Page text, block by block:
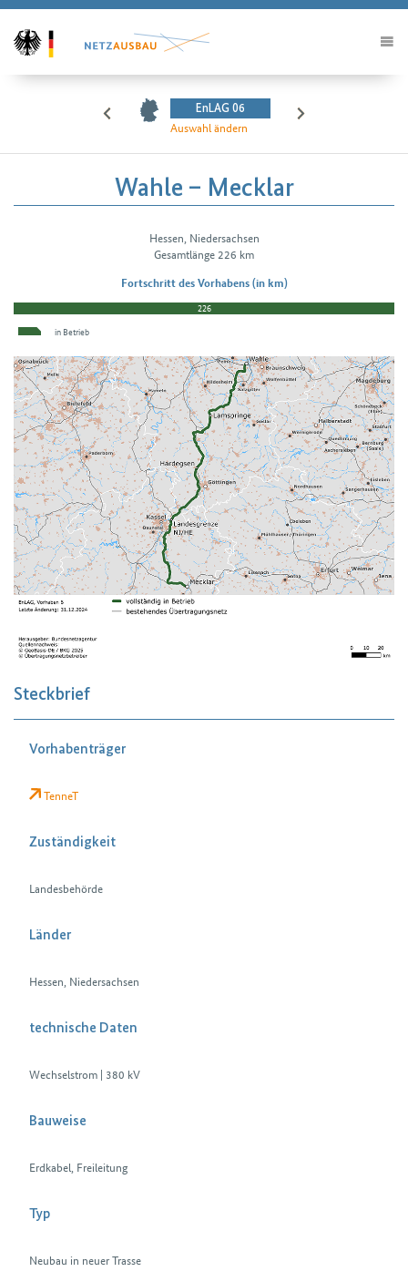
EnLAG 06
Auswahl ändern
Wahle – Mecklar
H2VorhabendetailsHessen, Niedersachsen
Gesamtlänge 226 km
Fortschritt des Vorhabens (in km)
226
in Betrieb
Steckbrief
Vorhabenträger
TenneT
Zuständigkeit
Landesbehörde
Länder
Hessen, Niedersachsen
technische Daten
Wechselstrom | 380 kV
Bauweise
Erdkabel, Freileitung
Typ
Neubau in neuer Trasse